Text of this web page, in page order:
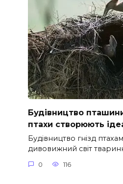
Будівництво
птахи створюють
Будівництво гнізд
дивовижний світ
0 116